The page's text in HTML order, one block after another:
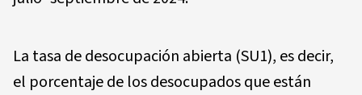
La tasa de desocupación abierta (SU1), es decir,
el porcentaje de los desocupados que están